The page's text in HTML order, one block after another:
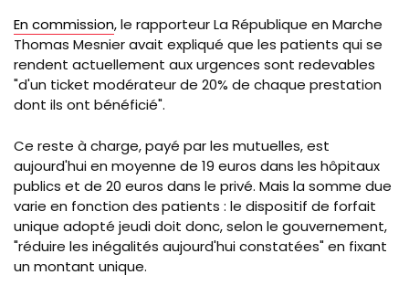
En commission, le rapporteur La République en Marche
Thomas Mesnier avait expliqué que les patients qui se
rendent actuellement aux urgences sont redevables
"d'un ticket modérateur de 20% de chaque prestation
dont ils ont bénéficié".
Ce reste à charge, payé par les mutuelles, est
aujourd'hui en moyenne de 19 euros dans les hôpitaux
publics et de 20 euros dans le privé. Mais la somme due
varie en fonction des patients : le dispositif de forfait
unique adopté jeudi doit donc, selon le gouvernement,
"réduire les inégalités aujourd'hui constatées" en fixant
un montant unique.